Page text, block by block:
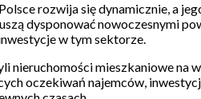
rozwija się dynamicznie, a
dysponować nowoczesnymi
w tym sektorze.
nieruchomości mieszkaniowe na
oczekiwań najemców,